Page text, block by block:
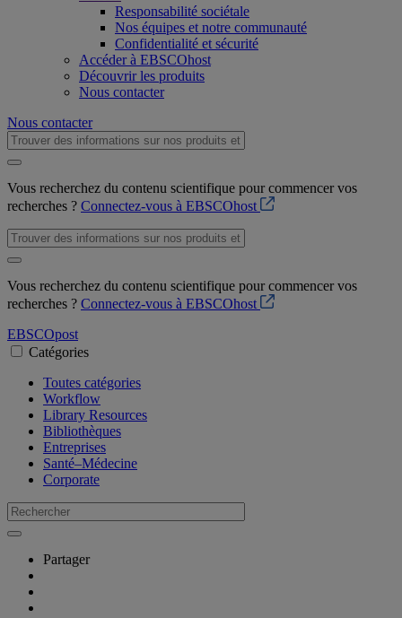
Responsabilité sociétale
Nos équipes et notre communauté
Confidentialité et sécurité
Accéder à EBSCOhost
Découvrir les produits
Nous contacter
Nous contacter
Vous recherchez du contenu scientifique pour commencer vos
recherches ? Connectez-vous à EBSCOhost
Vous recherchez du contenu scientifique pour commencer vos
recherches ? Connectez-vous à EBSCOhost
EBSCOpost
Catégories
Toutes catégories
Workflow
Library Resources
Bibliothèques
Entreprises
Santé–Médecine
Corporate
Partager